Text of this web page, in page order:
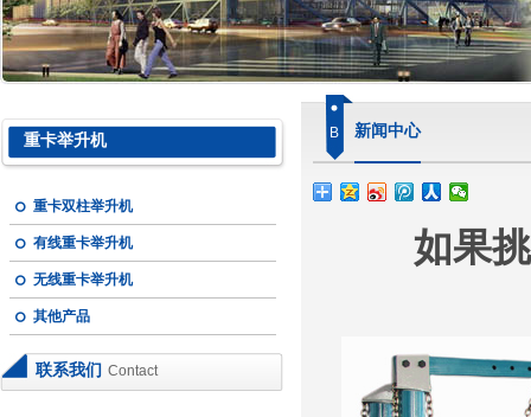
重卡举升机
重卡双柱举升机
有线重卡举升机
无线重卡举升机
其他产品
联系我们 Contact
B 新闻中心
如果